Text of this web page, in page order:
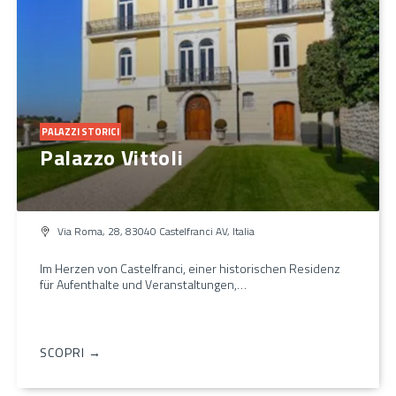
PALAZZI STORICI
Palazzo Vittoli
Via Roma, 28, 83040 Castelfranci AV, Italia
Im Herzen von Castelfranci, einer historischen Residenz
für Aufenthalte und Veranstaltungen,…
SCOPRI →